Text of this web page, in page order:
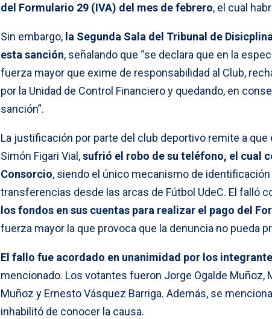
del Formulario 29 (IVA) del mes de febrero, el cual
Sin embargo, la Segunda Sala del Tribunal de
esta sanción, señalando que “se declara que en la
fuerza mayor que exime de responsabilidad al Club,
por la Unidad de Control Financiero y quedando, en
sanción”.
La justificación por parte del club deportivo remite a que
Simón Figari Vial,sufrió el robo de su teléfono, el cual
Consorcio, siendo el único mecanismo de
transferencias desde las arcas de Fútbol UdeC. El falló
los fondos en sus cuentas para realizar el pago del
fuerza mayor la que provoca que la denuncia no pueda
El fallo fue acordado en unanimidad por los
mencionado. Los votantes fueron Jorge Ogalde Muñoz,
Muñoz y Ernesto Vásquez Barriga. Además, se
inhabilitó de conocer la causa.